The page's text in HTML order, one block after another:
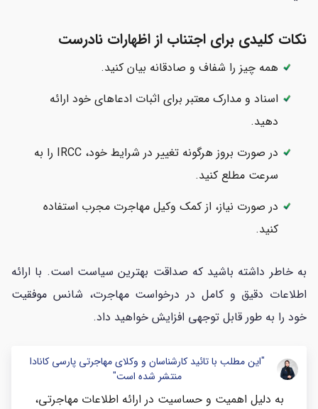
نکات کلیدی برای اجتناب از اظهارات نادرست
همه چیز را شفاف و صادقانه بیان کنید.
اسناد و مدارک معتبر برای اثبات ادعا‌های خود ارائه
دهید.
در صورت بروز هرگونه تغییر در شرایط خود، IRCC را به
سرعت مطلع کنید.
در صورت نیاز، از کمک وکیل مهاجرت مجرب استفاده
کنید.
به خاطر داشته باشید که صداقت بهترین سیاست است. با ارائه
اطلاعات دقیق و کامل در درخواست مهاجرت، شانس موفقیت
خود را به طور قابل توجهی افزایش خواهید داد.
"این مطلب با تائید کارشناسان و وکلای مهاجرتی پارسی کانادا
منتشر شده است"
به دلیل اهمیت و حساسیت در ارائه اطلاعات مهاجرتی،